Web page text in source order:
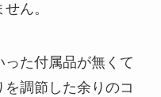
ん。
った付属品が無くて
調節した余りのコ